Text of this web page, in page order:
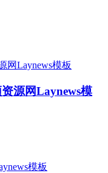
源网Laynews模